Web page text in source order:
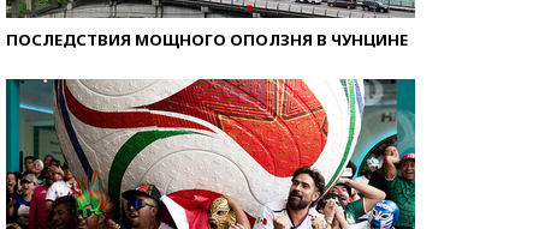
ПОСЛЕДСТВИЯ МОЩНОГО ОПОЛЗНЯ В ЧУНЦИНЕ